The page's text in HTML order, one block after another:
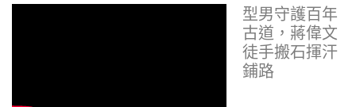
型男守護百年
古道，蔣偉文
徒手搬石揮汗
鋪路